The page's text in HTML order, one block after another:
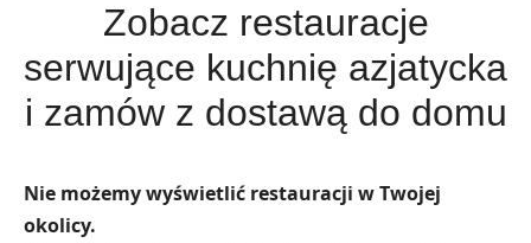
Zobacz restauracje
serwujące kuchnię azjatycka
i zamów z dostawą do domu
Nie możemy wyświetlić restauracji w Twojej
okolicy.